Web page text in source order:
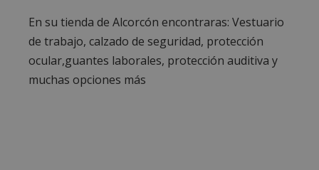
En su tienda de Alcorcón encontraras: Vestuario
de trabajo, calzado de seguridad, protección
ocular,guantes laborales, protección auditiva y
muchas opciones más